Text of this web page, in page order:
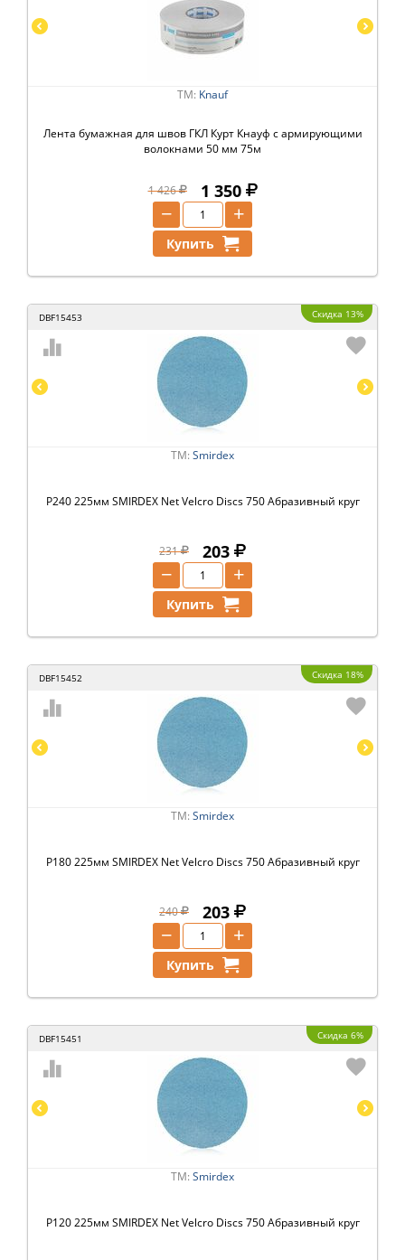
ТМ: Knauf
Лента бумажная для швов ГКЛ Курт Кнауф с армирующими
волокнами 50 мм 75м
1 426 1 350
+
−
Купить
DBF15453 Скидка 13%
ТМ: Smirdex
P240 225мм SMIRDEX Net Velcro Discs 750 Абразивный круг
231 203
+
−
Купить
DBF15452 Скидка 18%
ТМ: Smirdex
P180 225мм SMIRDEX Net Velcro Discs 750 Абразивный круг
240 203
+
−
Купить
DBF15451 Скидка 6%
ТМ: Smirdex
P120 225мм SMIRDEX Net Velcro Discs 750 Абразивный круг